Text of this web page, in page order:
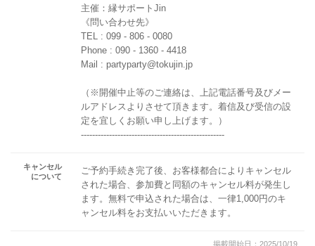
主催：縁サポートJin
《問い合わせ先》
TEL : 099 - 806 - 0080
Phone : 090 - 1360 - 4418
Mail : partyparty@tokujin.jp
（※開催中止等のご連絡は、上記電話番号及びメー
ルアドレスよりさせて頂きます。着信及び受信の設
定を宜しくお願い申し上げます。）
---------------------------------------------------
キャンセル
について
ご予約手続き完了後、お客様都合によりキャンセル
された場合、参加費と同額のキャンセル料が発生し
ます。無料で申込された場合は、一律1,000円のキ
ャンセル料をお支払いいただきます。
掲載開始日：2025/10/19